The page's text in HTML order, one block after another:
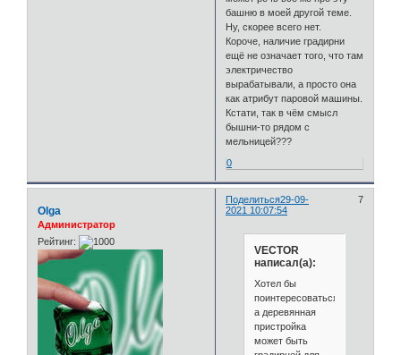
башню в моей другой теме.
Ну, скорее всего нет.
Короче, наличие градирни
ещё не означает того, что там
электричество
вырабатывали, а просто она
как атрибут паровой машины.
Кстати, так в чём смысл
бышни-то рядом с
мельницей???
0
Поделиться 7
29-09-
2021 10:07:54
Olga
Администратор
Рейтинг:
VECTOR
написал(а):
Хотел бы
поинтересоваться,
а деревянная
пристройка
может быть